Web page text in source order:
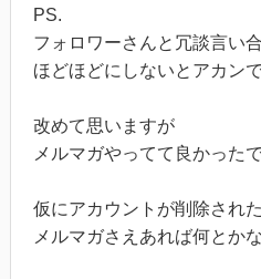
PS.
フォロワーさんと冗談言い
ほどほどにしないとアカンで
改めて思いますが
メルマガやってて良かったで
仮にアカウントが削除され
メルマガさえあれば何とか